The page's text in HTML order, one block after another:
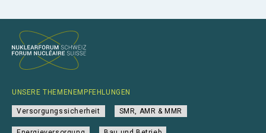
UNSERE THEMENEMPFEHLUNGEN
Versorgungssicherheit SMR, AMR & MMR